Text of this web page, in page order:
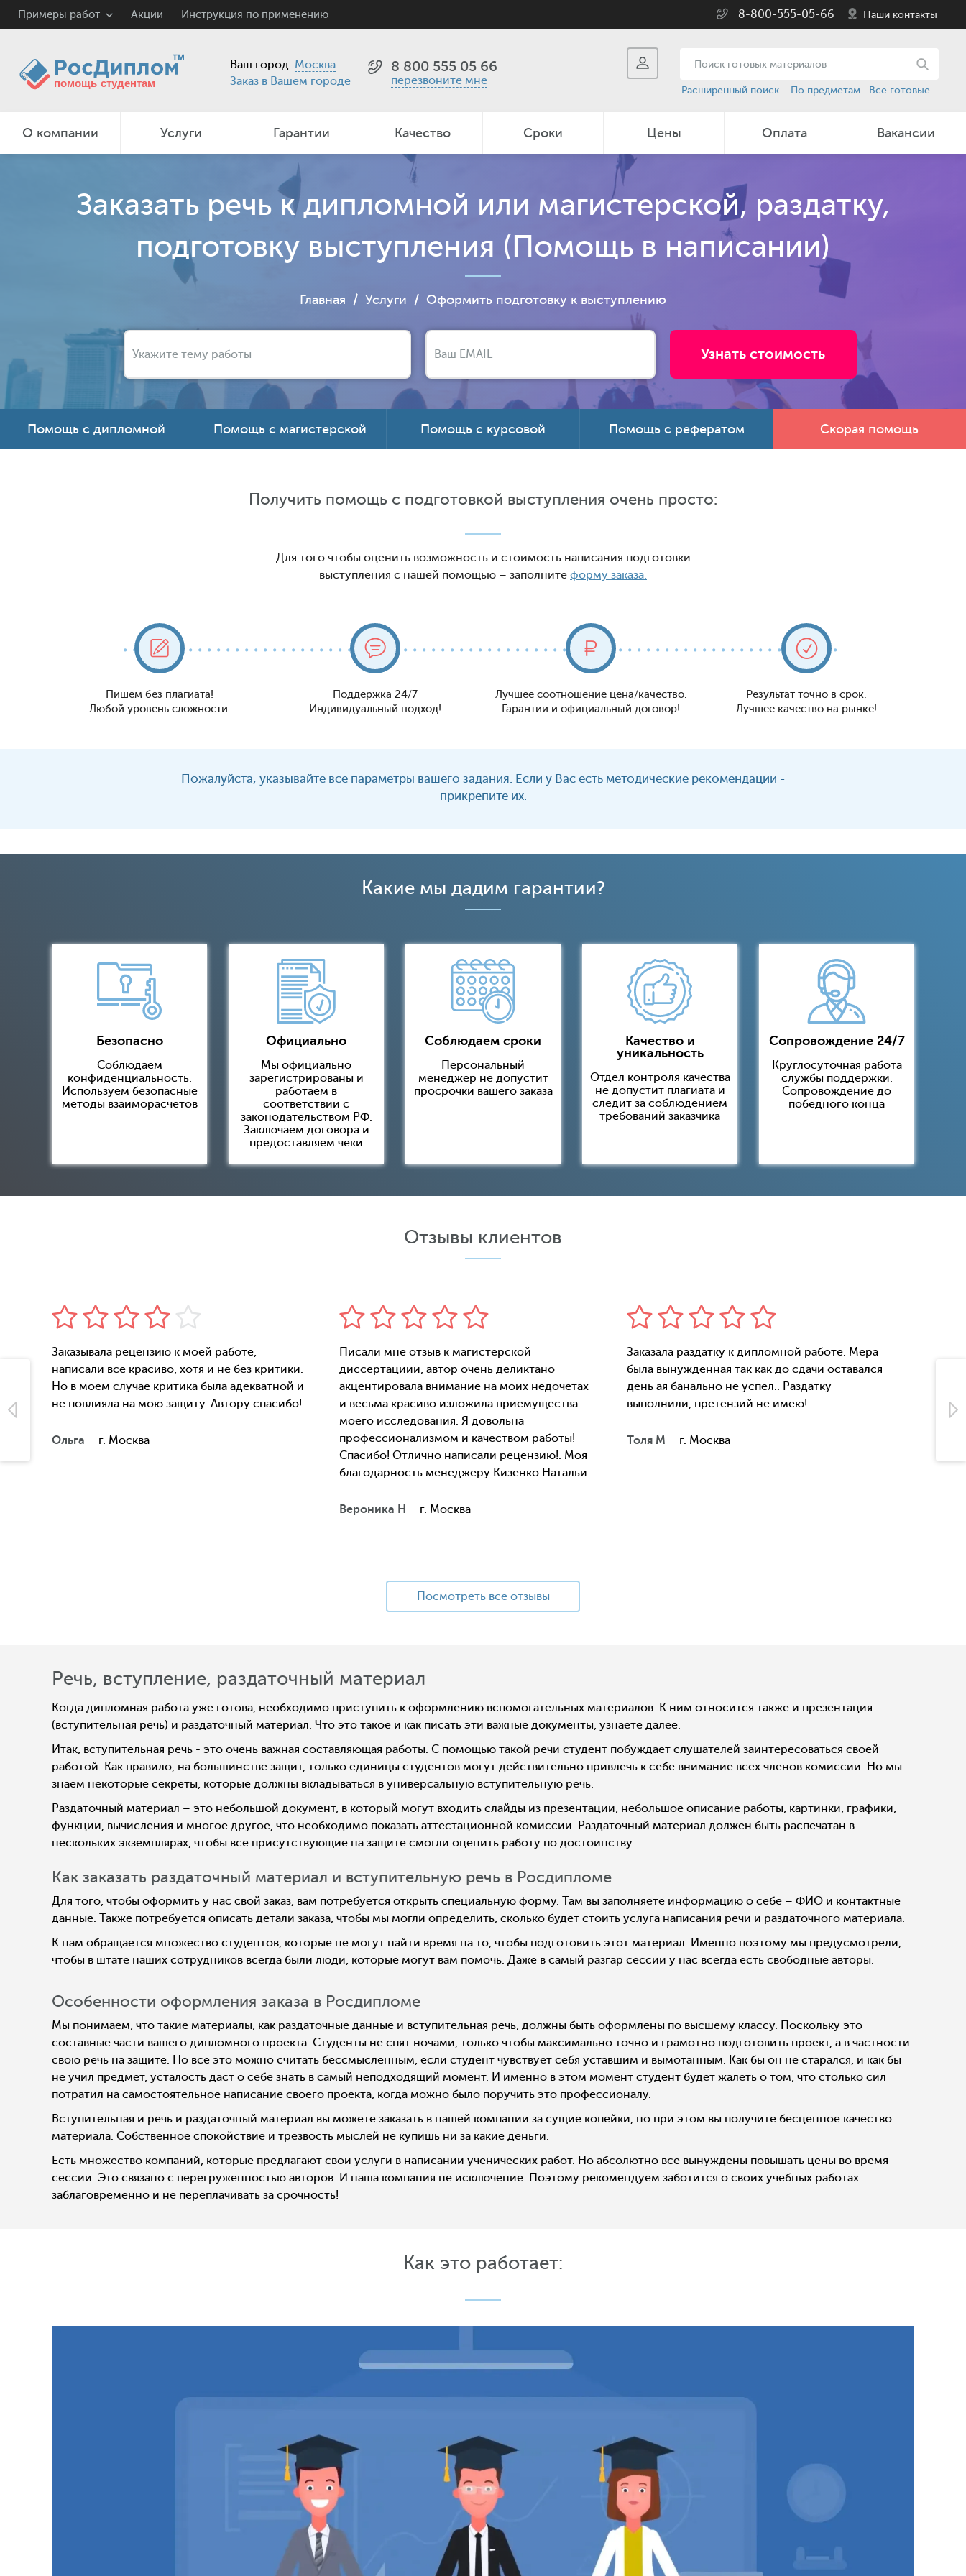
Примеры работ Акции Инструкция по применению 8-800-555-05-66 Наши контакты
Ваш город: Москва
Заказ в Вашем городе
8 800 555 05 66
перезвоните мне
Расширенный поиск По предметам Все готовые
О компании Услуги Гарантии Качество Сроки Цены Оплата Вакансии
Заказать речь к дипломной или магистерской, раздатку,
подготовку выступления (Помощь в написании)
Главная / Услуги / Оформить подготовку к выступлению
Помощь с дипломной Помощь с магистерской Помощь с курсовой Помощь с рефератом Скорая помощь
Получить помощь с подготовкой выступления очень просто:
Для того чтобы оценить возможность и стоимость написания подготовки
выступления с нашей помощью – заполните форму заказа.
Пишем без плагиата!
Любой уровень сложности.
Поддержка 24/7
Индивидуальный подход!
Лучшее соотношение цена/качество.
Гарантии и официальный договор!
Результат точно в срок.
Лучшее качество на рынке!
Пожалуйста, указывайте все параметры вашего задания. Если у Вас есть методические рекомендации -
прикрепите их.
Какие мы дадим гарантии?
Безопасно
Соблюдаем
конфиденциальность.
Используем безопасные
методы взаиморасчетов
Официально
Мы официально
зарегистрированы и
работаем в
соответствии с
законодательством РФ.
Заключаем договора и
предоставляем чеки
Соблюдаем сроки
Персональный
менеджер не допустит
просрочки вашего заказа
Качество и
уникальность
Отдел контроля качества
не допустит плагиата и
следит за соблюдением
требований заказчика
Сопровождение 24/7
Круглосуточная работа
службы поддержки.
Сопровождение до
победного конца
Отзывы клиентов
Заказывала рецензию к моей работе,
написали все красиво, хотя и не без критики.
Но в моем случае критика была адекватной и
не повлияла на мою защиту. Автору спасибо!
Ольга г. Москва
Писали мне отзыв к магистерской
диссертациии, автор очень деликтано
акцентировала внимание на моих недочетах
и весьма красиво изложила приемущества
моего исследования. Я довольна
профессионализмом и качеством работы!
Спасибо! Отлично написали рецензию!. Моя
благодарность менеджеру Кизенко Натальи
Вероника Н г. Москва
Заказала раздатку к дипломной работе. Мера
была вынужденная так как до сдачи оставался
день ая банально не успел.. Раздатку
выполнили, претензий не имею!
Толя М г. Москва
Посмотреть все отзывы
Речь, вступление, раздаточный материал
Когда дипломная работа уже готова, необходимо приступить к оформлению вспомогательных материалов. К ним относится также и презентация
(вступительная речь) и раздаточный материал. Что это такое и как писать эти важные документы, узнаете далее.
Итак, вступительная речь - это очень важная составляющая работы. С помощью такой речи студент побуждает слушателей заинтересоваться своей
работой. Как правило, на большинстве защит, только единицы студентов могут действительно привлечь к себе внимание всех членов комиссии. Но мы
знаем некоторые секреты, которые должны вкладываться в универсальную вступительную речь.
Раздаточный материал – это небольшой документ, в который могут входить слайды из презентации, небольшое описание работы, картинки, графики,
функции, вычисления и многое другое, что необходимо показать аттестационной комиссии. Раздаточный материал должен быть распечатан в
нескольких экземплярах, чтобы все присутствующие на защите смогли оценить работу по достоинству.
Как заказать раздаточный материал и вступительную речь в Росдипломе
Для того, чтобы оформить у нас свой заказ, вам потребуется открыть специальную форму. Там вы заполняете информацию о себе – ФИО и контактные
данные. Также потребуется описать детали заказа, чтобы мы могли определить, сколько будет стоить услуга написания речи и раздаточного материала.
К нам обращается множество студентов, которые не могут найти время на то, чтобы подготовить этот материал. Именно поэтому мы предусмотрели,
чтобы в штате наших сотрудников всегда были люди, которые могут вам помочь. Даже в самый разгар сессии у нас всегда есть свободные авторы.
Особенности оформления заказа в Росдипломе
Мы понимаем, что такие материалы, как раздаточные данные и вступительная речь, должны быть оформлены по высшему классу. Поскольку это
составные части вашего дипломного проекта. Студенты не спят ночами, только чтобы максимально точно и грамотно подготовить проект, а в частности
свою речь на защите. Но все это можно считать бессмысленным, если студент чувствует себя уставшим и вымотанным. Как бы он не старался, и как бы
не учил предмет, усталость даст о себе знать в самый неподходящий момент. И именно в этом момент студент будет жалеть о том, что столько сил
потратил на самостоятельное написание своего проекта, когда можно было поручить это профессионалу.
Вступительная и речь и раздаточный материал вы можете заказать в нашей компании за сущие копейки, но при этом вы получите бесценное качество
материала. Собственное спокойствие и трезвость мыслей не купишь ни за какие деньги.
Есть множество компаний, которые предлагают свои услуги в написании ученических работ. Но абсолютно все вынуждены повышать цены во время
сессии. Это связано с перегруженностью авторов. И наша компания не исключение. Поэтому рекомендуем заботится о своих учебных работах
заблаговременно и не переплачивать за срочность!
Как это работает: